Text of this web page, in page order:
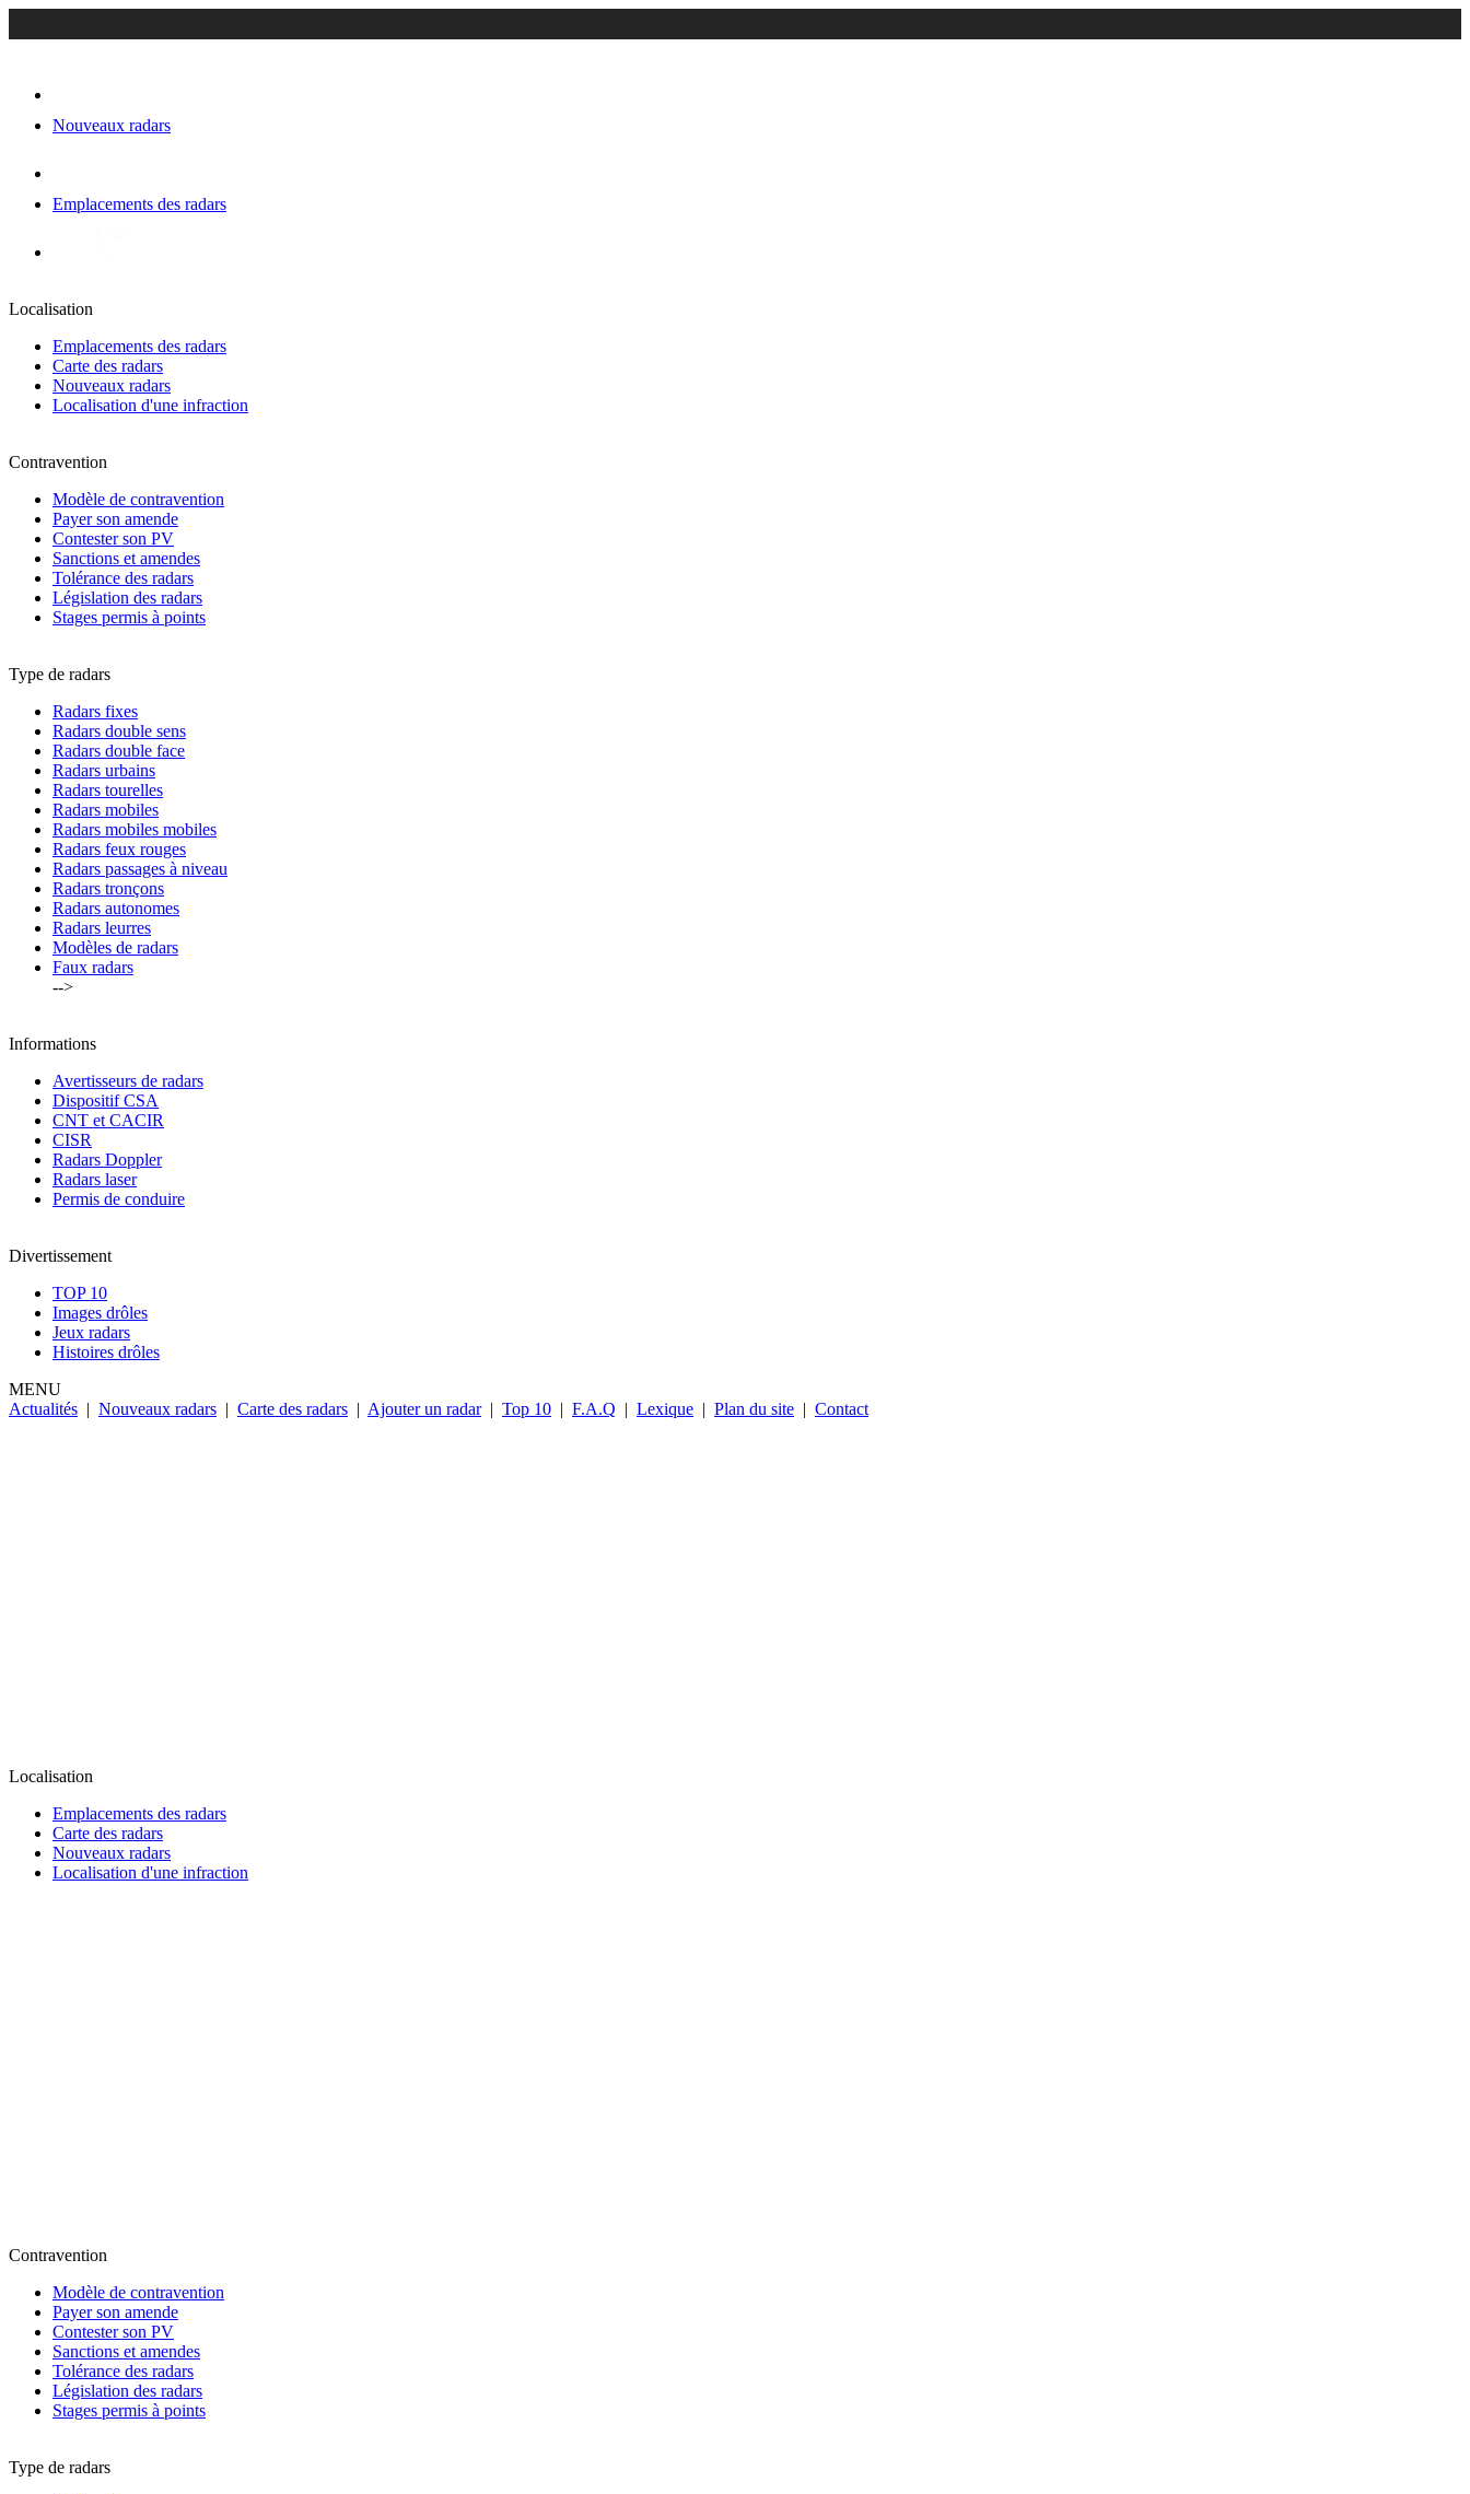
Nouveaux radars
Emplacements des radars
Localisation
Emplacements des radars
Carte des radars
Nouveaux radars
Localisation d'une infraction
Contravention
Modèle de contravention
Payer son amende
Contester son PV
Sanctions et amendes
Tolérance des radars
Législation des radars
Stages permis à points
Type de radars
Radars fixes
Radars double sens
Radars double face
Radars urbains
Radars tourelles
Radars mobiles
Radars mobiles mobiles
Radars feux rouges
Radars passages à niveau
Radars tronçons
Radars autonomes
Radars leurres
Modèles de radars
Faux radars
-->
Informations
Avertisseurs de radars
Dispositif CSA
CNT et CACIR
CISR
Radars Doppler
Radars laser
Permis de conduire
Divertissement
TOP 10
Images drôles
Jeux radars
Histoires drôles
MENU
Actualités | Nouveaux radars | Carte des radars | Ajouter un radar | Top 10 | F.A.Q | Lexique | Plan du site | Contact
Localisation
Emplacements des radars
Carte des radars
Nouveaux radars
Localisation d'une infraction
Contravention
Modèle de contravention
Payer son amende
Contester son PV
Sanctions et amendes
Tolérance des radars
Législation des radars
Stages permis à points
Type de radars